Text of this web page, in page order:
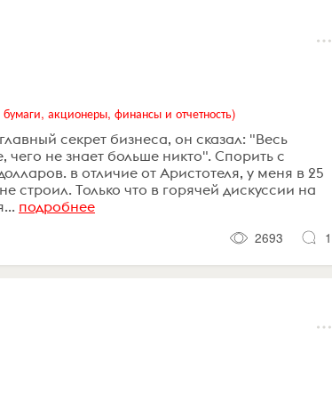
акционеры, финансы и отчетность)
секрет бизнеса, он сказал: "Весь
чего не знает больше никто". Спорить с
в отличие от Аристотеля, у меня в 25
строил. Только что в горячей дискуссии на
подробнее
2693
1